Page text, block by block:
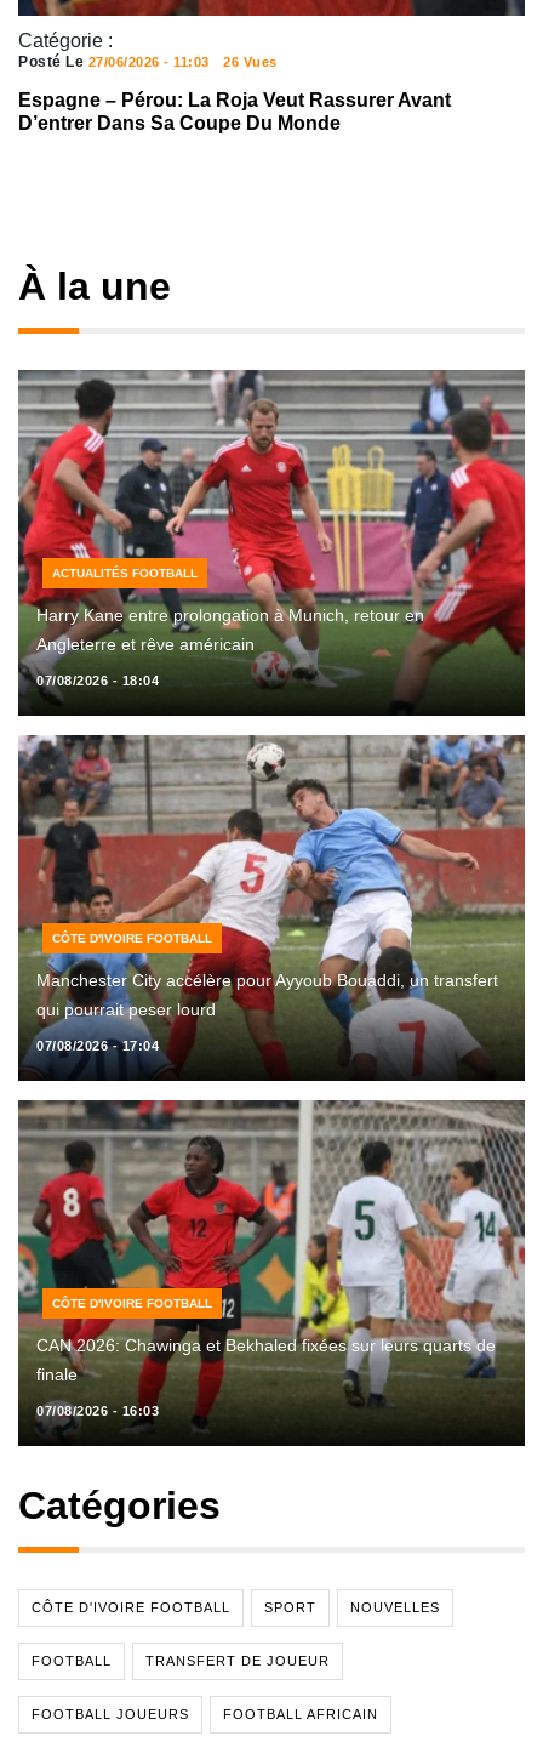
Catégorie :
Posté Le 27/06/2026 - 11:03 26 Vues
Espagne – Pérou: La Roja Veut Rassurer Avant
D’entrer Dans Sa Coupe Du Monde
À la une
ACTUALITÉS FOOTBALL
Harry Kane entre prolongation à Munich, retour en
Angleterre et rêve américain
07/08/2026 - 18:04
CÔTE D'IVOIRE FOOTBALL
Manchester City accélère pour Ayyoub Bouaddi, un transfert
qui pourrait peser lourd
07/08/2026 - 17:04
CÔTE D'IVOIRE FOOTBALL
CAN 2026: Chawinga et Bekhaled fixées sur leurs quarts de
finale
07/08/2026 - 16:03
Catégories
CÔTE D'IVOIRE FOOTBALL SPORT NOUVELLES
FOOTBALL TRANSFERT DE JOUEUR
FOOTBALL JOUEURS FOOTBALL AFRICAIN